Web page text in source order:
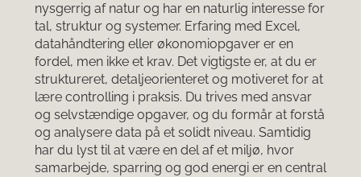
nysgerrig af natur og har en naturlig interesse for
tal, struktur og systemer. Erfaring med Excel,
datahåndtering eller økonomiopgaver er en
fordel, men ikke et krav. Det vigtigste er, at du er
struktureret, detaljeorienteret og motiveret for at
lære controlling i praksis. Du trives med ansvar
og selvstændige opgaver, og du formår at forstå
og analysere data på et solidt niveau. Samtidig
har du lyst til at være en del af et miljø, hvor
samarbejde, sparring og god energi er en central